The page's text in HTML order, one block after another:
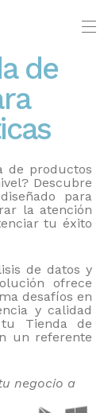
de
de productos
Descubre
para
la atención
tu éxito
de datos y
ofrece
desafíos en
y calidad
tu Tienda de
un referente
negocio a